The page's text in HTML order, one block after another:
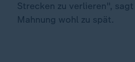
Strecken zu verlieren", sagt
Mahnung wohl zu spät.